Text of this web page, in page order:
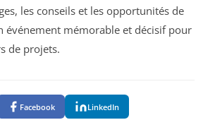
les conseils et les opportunités de
événement mémorable et décisif pour
de projets.
Facebook LinkedIn